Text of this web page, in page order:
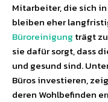
Mitarbeiter, die sich
bleiben eher
Büroreinigung trägt
sie dafür sorgt, dass
und gesund sind.
Büros investieren,
deren Wohlbefinden